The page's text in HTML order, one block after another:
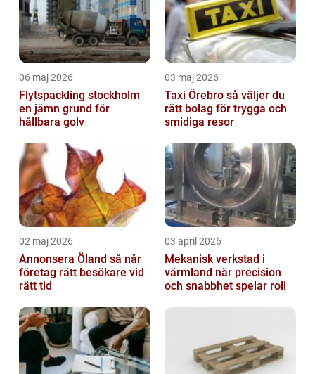
06 maj 2026
Flytspackling stockholm
en jämn grund för
hållbara golv
03 maj 2026
Taxi Örebro så väljer du
rätt bolag för trygga och
smidiga resor
02 maj 2026
Annonsera Öland så når
företag rätt besökare vid
rätt tid
03 april 2026
Mekanisk verkstad i
värmland när precision
och snabbhet spelar roll